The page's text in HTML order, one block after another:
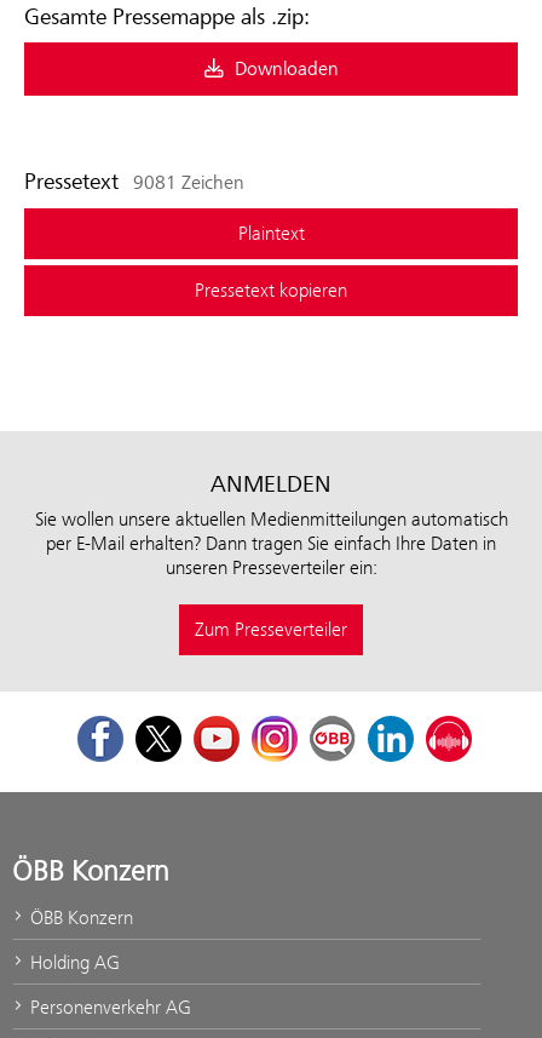
Gesamte Pressemappe als .zip:
Downloaden
Pressetext 9081 Zeichen
Plaintext
Pressetext kopieren
ANMELDEN
Sie wollen unsere aktuellen Medienmitteilungen automatisch
per E-Mail erhalten? Dann tragen Sie einfach Ihre Daten in
unseren Presseverteiler ein:
Zum Presseverteiler
FacebookTwitterYoutubeInstagramÖBB Corporate Blog
LinkedInPodcast
ÖBB Konzern
ÖBB Konzern
Holding AG
Personenverkehr AG